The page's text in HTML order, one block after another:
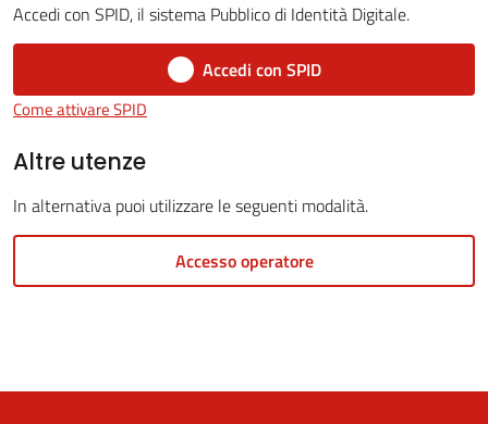
5x1000
Servizi
line
Tutti
argomenti
Accedi con SPID, il sistema Pubblico di Identità Digitale.
Accedi con SPID
Come attivare SPID
Altre utenze
In alternativa puoi utilizzare le seguenti modalità.
Accesso operatore